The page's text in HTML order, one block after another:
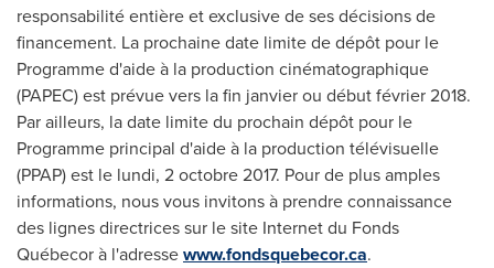
responsabilité entière et exclusive de ses décisions de
financement. La prochaine date limite de dépôt pour le
Programme d'aide à la production cinématographique
(PAPEC) est prévue vers la fin janvier ou début février 2018.
Par ailleurs, la date limite du prochain dépôt pour le
Programme principal d'aide à la production télévisuelle
(PPAP) est le lundi, 2 octobre 2017. Pour de plus amples
informations, nous vous invitons à prendre connaissance
des lignes directrices sur le site Internet du Fonds
Québecor à l'adressewww.fondsquebecor.ca.